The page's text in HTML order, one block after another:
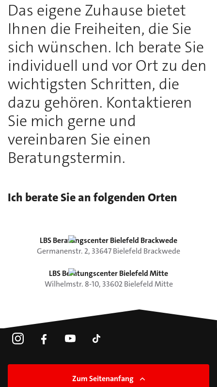
Das eigene Zuhause bietet
Ihnen die Freiheiten, die Sie
sich wünschen. Ich berate Sie
individuell und vor Ort zu den
wichtigsten Schritten, die
dazu gehören. Kontaktieren
Sie mich gerne und
vereinbaren Sie einen
Beratungstermin.
Ich berate Sie an folgenden Orten
LBS Beratungscenter Bielefeld Brackwede
Germanenstr. 2, 33647Bielefeld Brackwede
LBS Beratungscenter Bielefeld Mitte
Wilhelmstr. 8-10, 33602 BielefeldMitte
Zum Seitenanfang